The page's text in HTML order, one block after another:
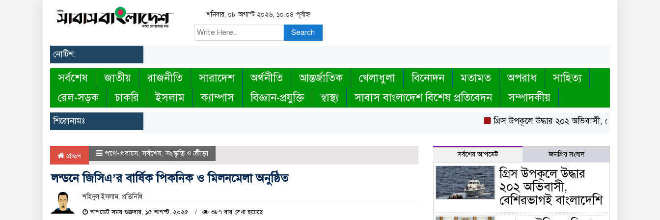
শনিবার, ০৮ অগাস্ট ২০২৬, ১০:০৪ পূর্বাহ্ন
Search
নোটিশ:
সর্বশেষ জাতীয় রাজনীতি সারাদেশ অর্থনীতি আন্তর্জাতিক খেলাধুলা বিনোদন মতামত অপরাধ
সাহিত্য
রেল-সড়ক
চাকরি ইসলাম ক্যাম্পাস বিজ্ঞান-প্রযুক্তি স্বাস্থ্য সাবাস বাংলাদেশ বিশেষ প্রতিবেদন সম্পাদকীয়
শিরোনামঃ গ্রিস উপকূলে উদ্ধার ২০২ অভিবাসী, বেশিরভাগই বাংলাদেশি
প্রচ্ছদ পথে-প্রবাসে,সর্বশেষ,সংস্কৃতি ও ক্রীড়া
লন্ডনে জিসিএ’র বার্ষিক পিকনিক ও মিলনমেলা অনুষ্ঠিত
শহিদুল ইসলাম, প্রতিনিধি
আপডেট সময় শুক্রবার, ১৫ আগস্ট, ২০২৫ ৩৮৭ বার দেখা হয়েছে
সর্বশেষ আপডেট জনপ্রিয় সংবাদ
গ্রিস উপকূলে উদ্ধার
২০২ অভিবাসী,
বেশিরভাগই বাংলাদেশি